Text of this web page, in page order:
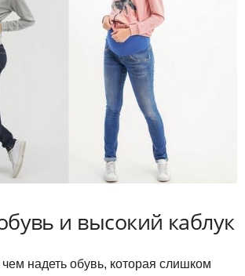
и высокий каблук
надеть обувь, которая слишком